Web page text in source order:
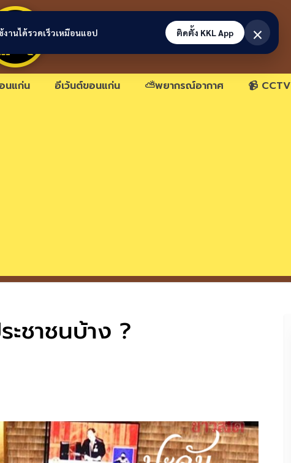
ขอนแก่นลิงก์
นแก่น อีเว้นต์ขอนแก่น ⛅พยากรณ์อากาศ 📹 CCTV
ะชาชนบ้าง ?
านได้รวดเร็วเหมือนแอป ติดตั้ง KKL App ×